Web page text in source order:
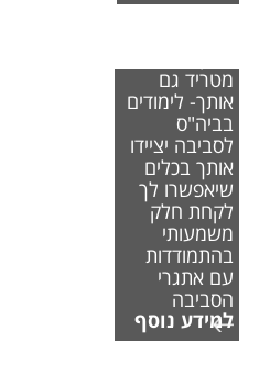
מטריד גם
אותך- לימודים
בביה"ס
לסביבה יציידו
אותך בכלים
שיאפשרו לך
לקחת חלק
משמעותי
בהתמודדות
עם אתגרי
הסביבה
למידע נוסף